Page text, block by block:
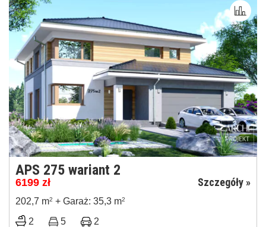
APS 275 wariant 2
6199 zł Szczegóły »
202,7 m2 + Garaż: 35,3 m2
2 5 2